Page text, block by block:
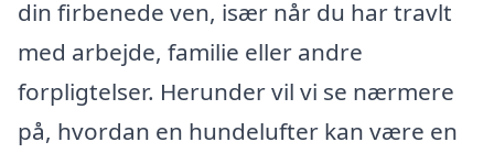
din firbenede ven, især når du har travlt
med arbejde, familie eller andre
forpligtelser. Herunder vil vi se nærmere
på, hvordan en hundelufter kan være en